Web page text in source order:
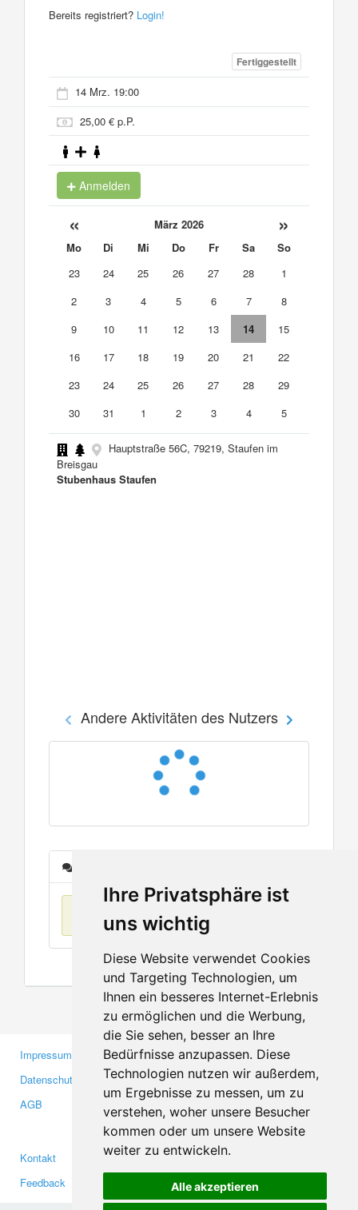
Ihre Privatsphäre ist
uns wichtig
Diese Website verwendet Cookies
und Targeting Technologien, um
Ihnen ein besseres Internet-Erlebnis
zu ermöglichen und die Werbung,
die Sie sehen, besser an Ihre
Bedürfnisse anzupassen. Diese
Technologien nutzen wir außerdem,
um Ergebnisse zu messen, um zu
verstehen, woher unsere Besucher
kommen oder um unsere Website
weiter zu entwickeln.
Alle akzeptieren
Bereits registriert? Login!
Fertiggestellt
14 Mrz. 19:00
25,00 € p.P.
Anmelden
« März 2026 »
Mo Di Mi Do Fr Sa
So
23
24 25 26 27 28
1
2
3 4 5 6 7
8
9
10 11 12 13 14
15
16
17 18 19 20 21
22
23
24 25 26 27 28
29
30
31 1 2 3 4 5
Hauptstraße 56C, 79219, Staufen im
Breisgau
Stubenhaus Staufen
Andere Aktivitäten des Nutzers
Keine Einträge
Impressum
Datenschutzerklärung
AGB
Gewerbetreibende
Investoren
Medien
Kontakt
Feedback
Facebook
Twitter
YouTube